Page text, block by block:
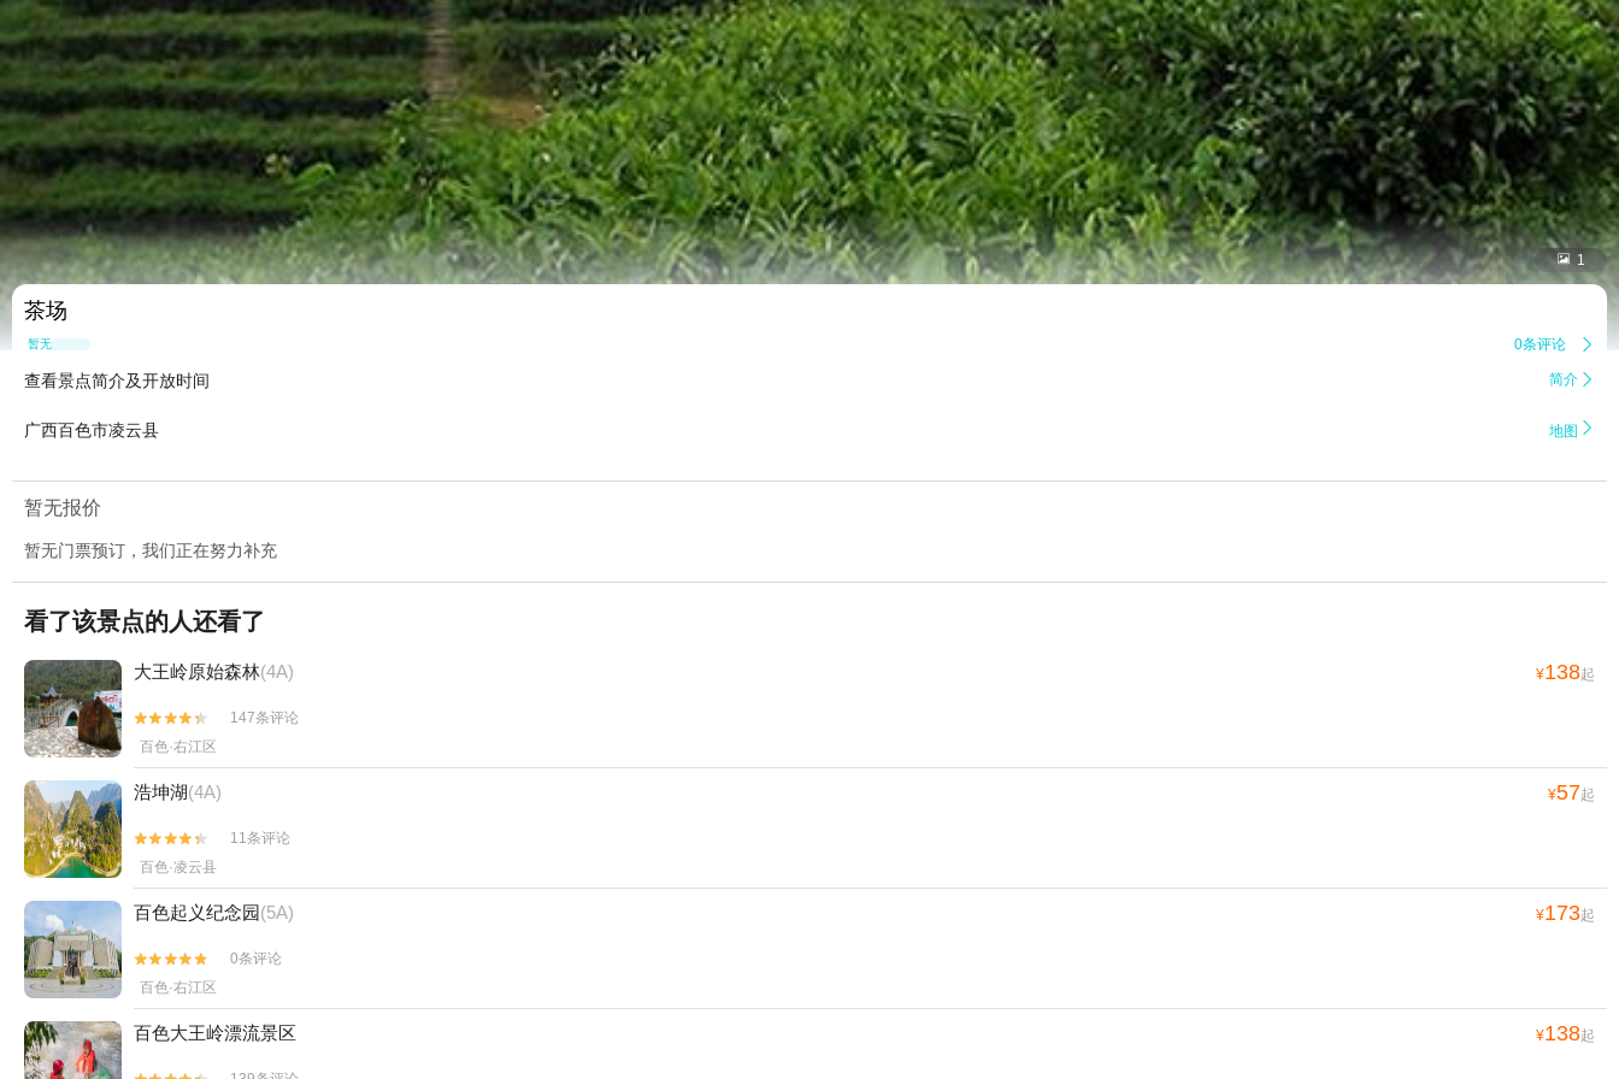
 1
茶场
暂无点评 0条评论 
查看景点简介及开放时间 简介 
广西百色市凌云县 地图 
暂无报价
暂无门票预订，我们正在努力补充
看了该景点的人还看了
大王岭原始森林(4A) ¥138起


147条评论
百色·右江区
浩坤湖(4A) ¥57起


11条评论
百色·凌云县
百色起义纪念园(5A) ¥173起


0条评论
百色·右江区
百色大王岭漂流景区 ¥138起